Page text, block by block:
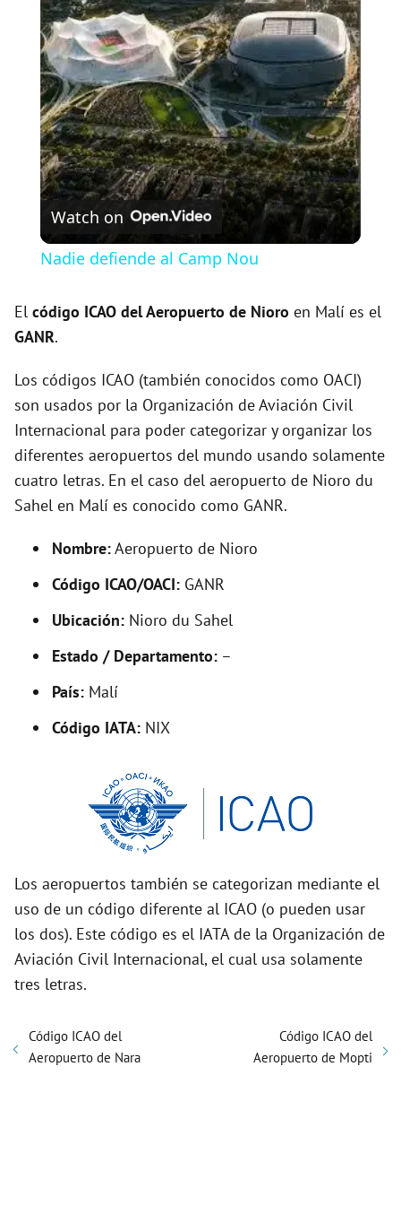
l
a
y
V
i
d
o
Watch on
Nadie defiende al Camp Nou
El código ICAO delAeropuerto de Nioro en Malí es el
GANR.
Los códigos ICAO (también conocidos como OACI)
son usados por la Organización de Aviación Civil
Internacional para poder categorizar y organizar los
diferentes aeropuertos del mundo usando solamente
cuatro letras. En el caso del aeropuerto de Nioro du
Sahel en Malí es conocido como GANR.
Nombre:Aeropuerto de Nioro
Código ICAO/OACI: GANR
Ubicación: Nioro du Sahel
Estado / Departamento: –
País: Malí
Código IATA: NIX
Los aeropuertos también se categorizan mediante el
uso de un código diferente al ICAO (o pueden usar
los dos). Este código es el IATA de la Organización de
Aviación Civil Internacional, el cual usa solamente
tres letras.
Código ICAO del
Aeropuerto de Nara
Código ICAO del
Aeropuerto de Mopti